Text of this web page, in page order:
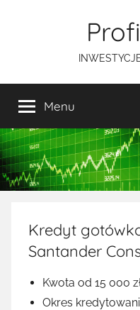
Menu
Kredyt
Santander
Kwota od 15 000
Okres